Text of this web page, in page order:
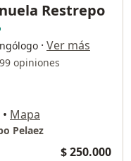
Restrepo
· Ver más
99 opiniones
• Mapa
Pelaez
$ 250.000